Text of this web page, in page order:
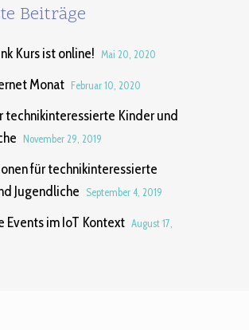
Beiträge
Kurs ist online! Mai 20, 2020
Monat Februar 10, 2020
technikinteressierte Kinder und
November 29, 2019
für technikinteressierte
Jugendliche
September 4, 2019
Events im IoT Kontext August 17,